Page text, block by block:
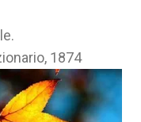
1874